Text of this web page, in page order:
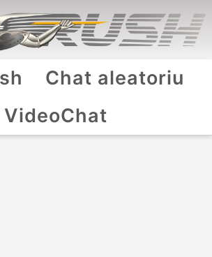
Chat aleatoriu
VideoChat